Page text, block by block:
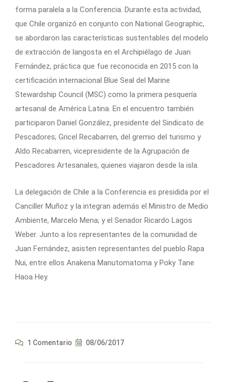
forma paralela a la Conferencia. Durante esta actividad,
que Chile organizó en conjunto con National Geographic,
se abordaron las características sustentables del modelo
de extracción de langosta en el Archipiélago de Juan
Fernández, práctica que fue reconocida en 2015 con la
certificación internacional Blue Seal del Marine
Stewardship Council (MSC) como la primera pesquería
artesanal de América Latina. En el encuentro también
participaron Daniel González, presidente del Sindicato de
Pescadores; Gricel Recabarren, del gremio del turismo y
Aldo Recabarren, vicepresidente de la Agrupación de
Pescadores Artesanales, quienes viajaron desde la isla.
La delegación de Chile a la Conferencia es presidida por el
Canciller Muñoz y la integran además el Ministro de Medio
Ambiente, Marcelo Mena; y el Senador Ricardo Lagos
Weber. Junto a los representantes de la comunidad de
Juan Fernández, asisten representantes del pueblo Rapa
Nui, entre ellos Anakena Manutomatoma y Poky Tane
Haoa Hey.
1 Comentario 08/06/2017